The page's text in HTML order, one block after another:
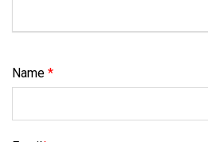
Name *